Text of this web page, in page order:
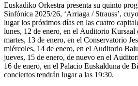
Euskadiko Orkestra presenta su quinto
Sinfónica 2025/26, ‘Arriaga / Strauss’,
lugar los próximos días en las cuatro
lunes, 12 de enero, en el Auditorio Kursaal
martes, 13 de enero, en el Conservatorio
miércoles, 14 de enero, en el Auditorio
jueves, 15 de enero, de nuevo en el
16 de enero, en el Palacio Euskalduna de
conciertos tendrán lugar a las 19:30.